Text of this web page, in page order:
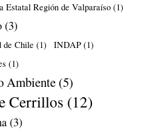
Estatal Región de Valparaíso (1)
(3)
de Chile (1) INDAP (1)
(1)
Ambiente (5)
Cerrillos (12)
(3)